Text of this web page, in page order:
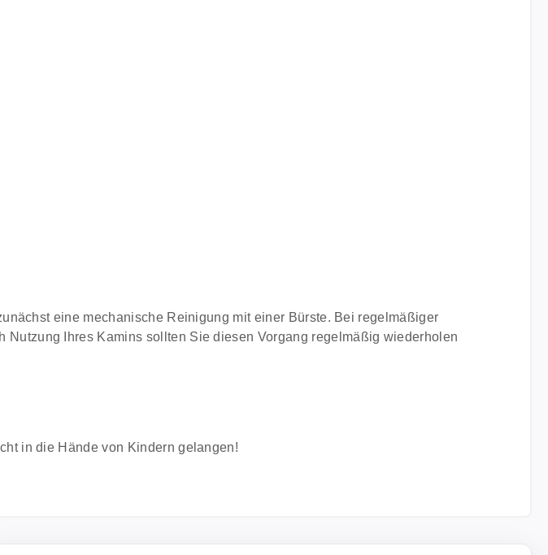
eine mechanische Reinigung mit einer Bürste. Bei regelmäßiger
Ihres Kamins sollten Sie diesen Vorgang regelmäßig wiederholen
in die Hände von Kindern gelangen!